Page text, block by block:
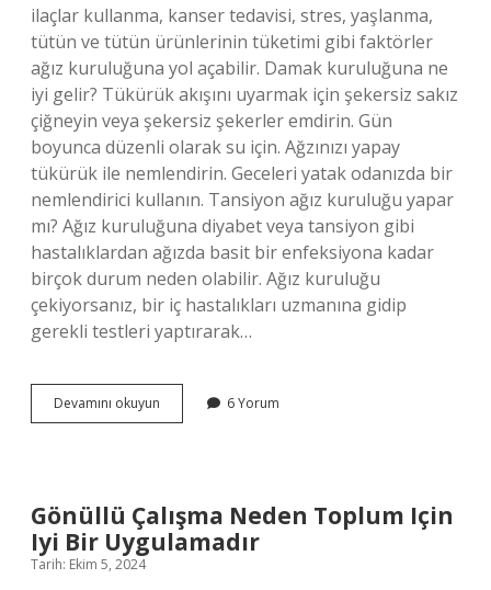
ilaçlar kullanma, kanser tedavisi, stres, yaşlanma,
tütün ve tütün ürünlerinin tüketimi gibi faktörler
ağız kuruluğuna yol açabilir. Damak kuruluğuna ne
iyi gelir? Tükürük akışını uyarmak için şekersiz sakız
çiğneyin veya şekersiz şekerler emdirin. Gün
boyunca düzenli olarak su için. Ağzınızı yapay
tükürük ile nemlendirin. Geceleri yatak odanızda bir
nemlendirici kullanın. Tansiyon ağız kuruluğu yapar
mı? Ağız kuruluğuna diyabet veya tansiyon gibi
hastalıklardan ağızda basit bir enfeksiyona kadar
birçok durum neden olabilir. Ağız kuruluğu
çekiyorsanız, bir iç hastalıkları uzmanına gidip
gerekli testleri yaptırarak…
Devamını okuyun
Damak
6 Yorum
Gönüllü Çalışma Neden Toplum Için
Iyi Bir Uygulamadır
Tarih: Ekim 5, 2024